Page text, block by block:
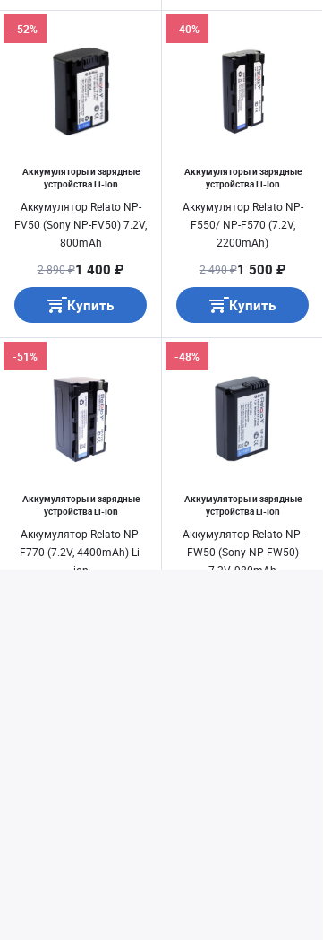
Аккумуляторы и зарядные
устройства Li-Ion
Аккумулятор Relato NP-
FV50 (Sony NP-FV50) 7.2V,
800mAh
-52%
2 890 ₽1 400 ₽
Купить
Аккумуляторы и зарядные
устройства Li-Ion
Аккумулятор Relato NP-
F550/ NP-F570 (7.2V,
2200mAh)
-40%
2 490 ₽1 500 ₽
Купить
Аккумуляторы и зарядные
устройства Li-Ion
Аккумулятор Relato NP-
F770 (7.2V, 4400mAh) Li-
ion
-51%
Аккумуляторы и зарядные
устройства Li-Ion
Аккумулятор Relato NP-
FW50 (Sony NP-FW50)
7.2V, 980mAh
-48%